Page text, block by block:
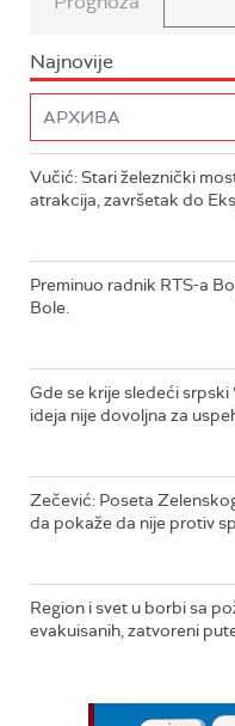
Najnovije
Vučić: Stari železnički
atrakcija, završetak do
Preminuo radnik RTS-a
Bole.
Gde se krije sledeći
ideja nije dovoljna za
Zečević: Poseta
da pokaže da nije protiv
Region i svet u borbi sa
evakuisanih, zatvoreni